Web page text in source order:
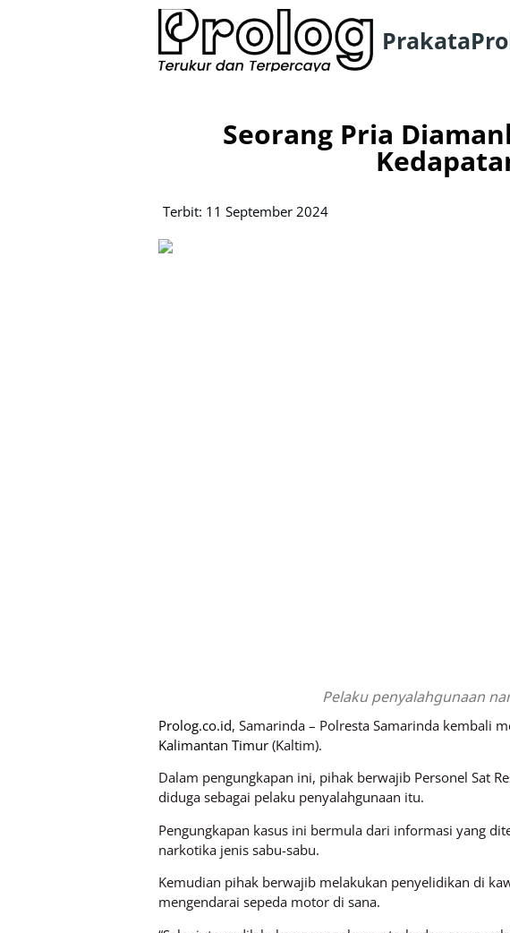
Prakata
Seorang Pria
Terbit: 11 September 2024
Pelaku penyalahgunaan
Prolog.co.id, Samarinda – Polresta Samarinda kembali
Kalimantan Timur (Kaltim).
Dalam pengungkapan ini, pihak berwajib Personel Sat
diduga sebagai pelaku penyalahgunaan itu.
Pengungkapan kasus ini bermula dari informasi yang
narkotika jenis sabu-sabu.
Kemudian pihak berwajib melakukan penyelidikan di
mengendarai sepeda motor di sana.